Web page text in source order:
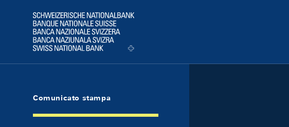
Logo
Comunicato stampa